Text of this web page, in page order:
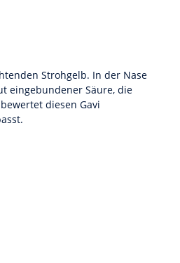
Strohgelb. In der Nase
eingebundener Säure, die
diesen Gavi